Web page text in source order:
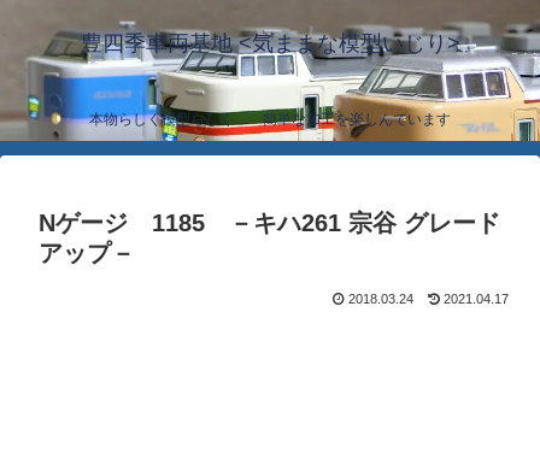
豊四季車両基地 <気ままな模型いじり>
本物らしく模型らしく… 簡単な加工を楽しんでいます
Nゲージ 1185 －キハ261 宗谷 グレード
アップ－
2018.03.24 2021.04.17